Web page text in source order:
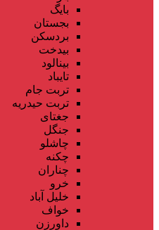
بایگ
بجستان
بردسکن
بیدخت
بینالود
تایباد
تربت جام
تربت حیدریه
جغتای
جنگل
چاشلو
چکنه
چناران
خرو
خلیل آباد
خواف
داورزن